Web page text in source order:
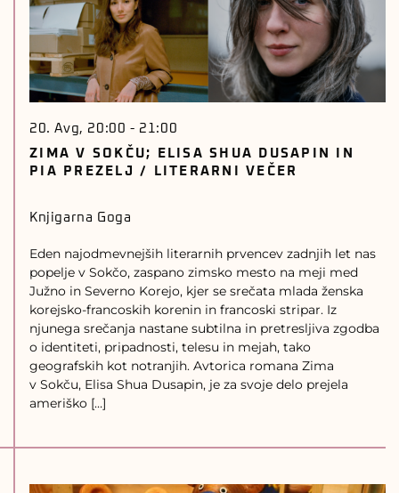
ZIMA V SOKČU; ELISA SHUA DUSAPIN IN
PIA PREZELJ / LITERARNI VEČER
20. Avg, 20:00 - 21:00
Knjigarna Goga
Eden najodmevnejših literarnih prvencev zadnjih let nas
popelje v Sokčo, zaspano zimsko mesto na meji med
Južno in Severno Korejo, kjer se srečata mlada ženska
korejsko-francoskih korenin in francoski stripar. Iz
njunega srečanja nastane subtilna in pretresljiva zgodba
o identiteti, pripadnosti, telesu in mejah, tako
geografskih kot notranjih. Avtorica romana Zima
v Sokču, Elisa Shua Dusapin, je za svoje delo prejela
ameriško […]